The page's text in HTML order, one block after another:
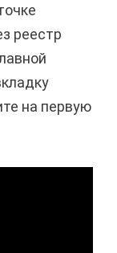
реестр
на первую